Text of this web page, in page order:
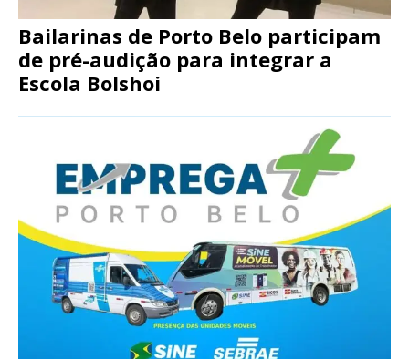
Bailarinas de Porto Belo participam
de pré-audição para integrar a
Escola Bolshoi